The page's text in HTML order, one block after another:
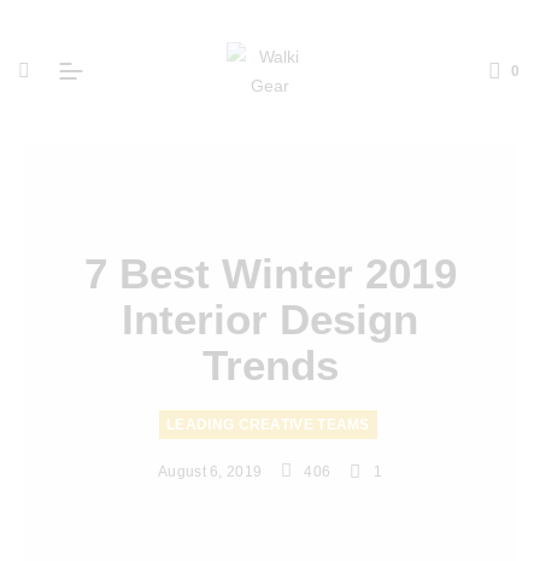
0
7 Best Winter 2019
Interior Design
Trends
LEADING CREATIVE TEAMS
August 6, 2019 406 1